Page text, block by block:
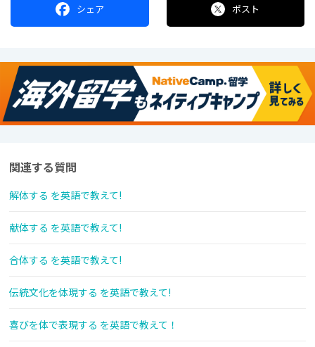
シェア ポスト
関連する質問
解体する を英語で教えて!
献体する を英語で教えて!
合体する を英語で教えて!
伝統文化を体現する を英語で教えて!
喜びを体で表現する を英語で教えて！